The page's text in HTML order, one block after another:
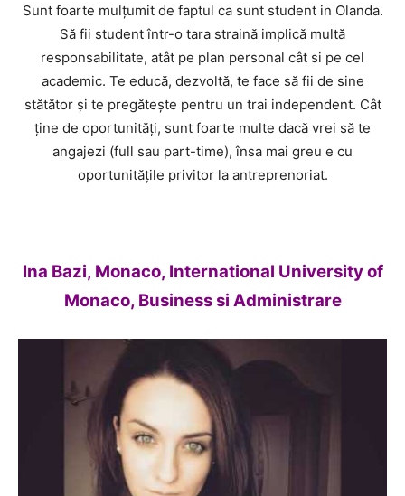
Sunt foarte mulțumit de faptul ca sunt student in Olanda.
Să fii student într-o tara straină implică multă
responsabilitate, atât pe plan personal cât si pe cel
academic. Te educă, dezvoltă, te face să fii de sine
stătător și te pregătește pentru un trai independent. Cât
ține de oportunități, sunt foarte multe dacă vrei să te
angajezi (full sau part-time), însa mai greu e cu
oportunitățile privitor la antreprenoriat.
Ina Bazi, Monaco, International University of
Monaco, Business si Administrare